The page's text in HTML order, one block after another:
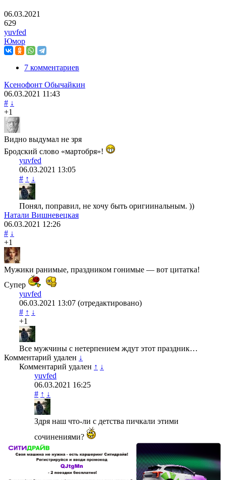
06.03.2021
629
yuvfed
Юмор
7 комментариев
Ксенофонт Обычайкин
06.03.2021 11:43
# ↓
+1
Видно выдумал не зря
Бродский слово «мартобря»!
yuvfed
06.03.2021 13:05
# ↑ ↓
Понял, поправил, не хочу быть оригиинальным. ))
Натали Вишневецкая
06.03.2021 12:26
# ↓
+1
Мужики ранимые, праздником гонимые — вот цитатка!
Супер
yuvfed
06.03.2021 13:07 (отредактировано)
# ↑ ↓
+1
Все мужчины с нетерпением ждут этот праздник…
Комментарий удален ↓
Комментарий удален ↑ ↓
yuvfed
06.03.2021 16:25
# ↑ ↓
Здря наш что-ли с детства пичкали этими
сочинениями?